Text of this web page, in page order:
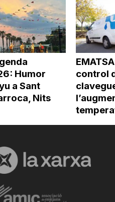
Humor
a Sant
Nits
control